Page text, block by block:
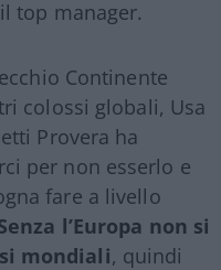
top manager.
Continente
colossi globali, Usa
Provera ha
per non esserlo e
fare a livello
l’Europa non si
mondiali, quindi